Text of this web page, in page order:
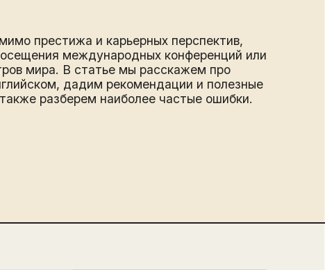
престижа и карьерных перспектив,
международных конференций или
мира. В статье мы расскажем про
дадим рекомендации и полезные
разберем наиболее частые ошибки.